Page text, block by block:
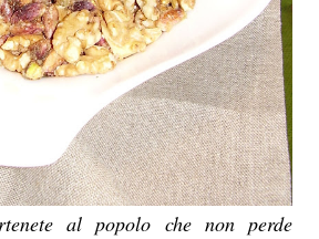
al popolo che non perde